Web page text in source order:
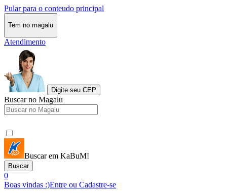
Pular para o conteudo principal
Tem no magalu
Atendimento
Digite seu CEP
Buscar no Magalu
Buscar em KaBuM!
Buscar
0
Boas vindas :)Entre ou Cadastre-se